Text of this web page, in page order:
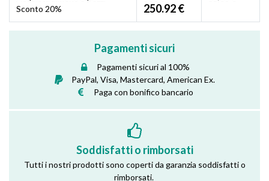
Sconto 20%
250.92 €
Pagamenti sicuri
Pagamenti sicuri al 100%
PayPal, Visa, Mastercard, American Ex.
Paga con bonifico bancario
Soddisfatti o rimborsati
Tutti i nostri prodotti sono coperti da garanzia soddisfatti o
rimborsati.